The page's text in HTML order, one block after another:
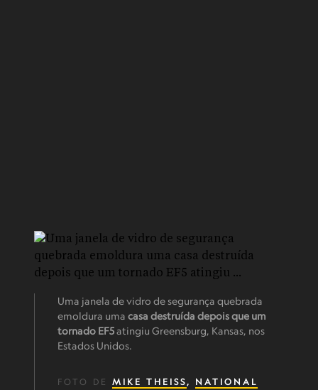
Uma janela de vidro de segurança quebrada
emoldura uma casa destruída depois que um
tornado EF5atingiu Greensburg, Kansas, nos
Estados Unidos.
FOTO DE MIKE THEISS, NATIONAL